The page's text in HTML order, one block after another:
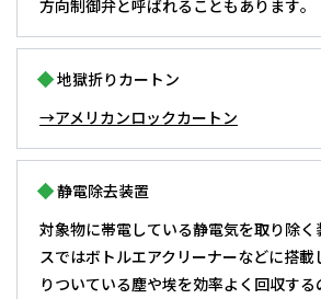
方向制御弁と呼ばれることもあります｡
地獄折りカートン
→アメリカンロックカートン
静電除去装置
対象物に帯電している静電気を取り除く
スではボトルエアクリーナーなどに搭載
りついている塵や埃を効率よく回収す